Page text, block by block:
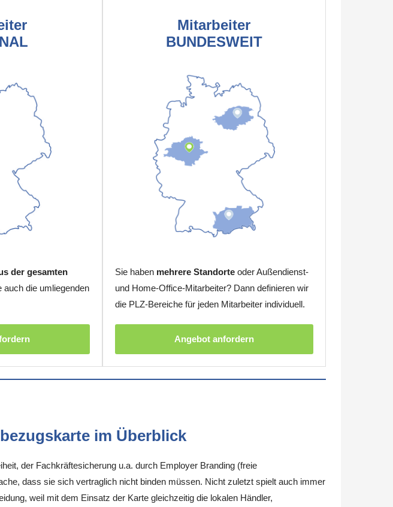
der gesamten
auch die umliegenden
Mitarbeiter
BUNDESWEIT
Sie haben mehrere Standorteoder Außendienst-
und Home-Office-Mitarbeiter? Dann definieren wir
die PLZ-Bereiche für jeden Mitarbeiter individuell.
Angebot anfordern
im Überblick
der Fachkräftesicherung u.a. durch Employer Branding (freie
dass sie sich vertraglich nicht binden müssen. Nicht zuletzt spielt auch immer
weil mit dem Einsatz der Karte gleichzeitig die lokalen Händler,